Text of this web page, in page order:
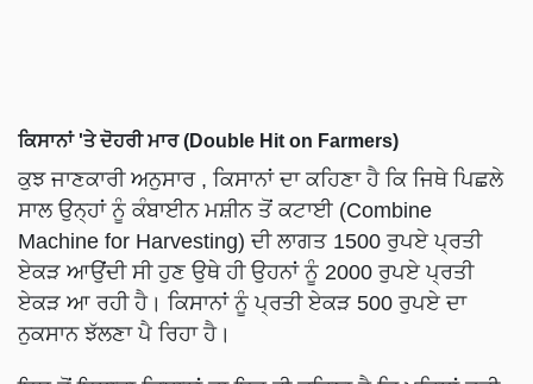
ਕਿਸਾਨਾਂ 'ਤੇ ਦੋਹਰੀ ਮਾਰ (Double Hit on Farmers)
ਕੁਝ ਜਾਣਕਾਰੀ ਅਨੁਸਾਰ , ਕਿਸਾਨਾਂ ਦਾ ਕਹਿਣਾ ਹੈ ਕਿ ਜਿਥੇ ਪਿਛਲੇ
ਸਾਲ ਉਨ੍ਹਾਂ ਨੂੰ ਕੰਬਾਈਨ ਮਸ਼ੀਨ ਤੋਂ ਕਟਾਈ (Combine
Machine for Harvesting) ਦੀ ਲਾਗਤ 1500 ਰੁਪਏ ਪ੍ਰਤੀ
ਏਕੜ ਆਉਂਦੀ ਸੀ ਹੁਣ ਉਥੇ ਹੀ ਉਹਨਾਂ ਨੂੰ 2000 ਰੁਪਏ ਪ੍ਰਤੀ
ਏਕੜ ਆ ਰਹੀ ਹੈ। ਕਿਸਾਨਾਂ ਨੂੰ ਪ੍ਰਤੀ ਏਕੜ 500 ਰੁਪਏ ਦਾ
ਨੁਕਸਾਨ ਝੱਲਣਾ ਪੈ ਰਿਹਾ ਹੈ।